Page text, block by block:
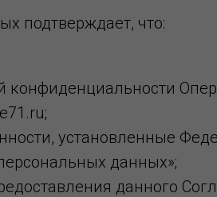
подтверждает, что:
конфиденциальности
установленные
данных»;
данного